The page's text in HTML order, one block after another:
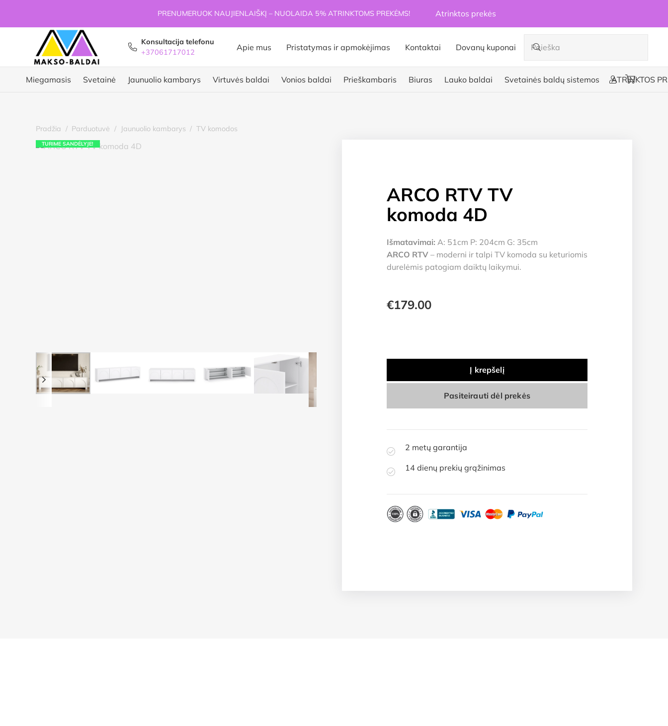
PRENUMERUOK NAUJIENLAIŠKĮ – NUOLAIDA 5% ATRINKTOMS PREKĖMS! Atrinktos prekės
Konsultacija telefonu
+37061717012
Apie mus Pristatymas ir apmokėjimas Kontaktai Dovanų kuponai
Miegamasis Svetainė Jaunuolio kambarys Virtuvės baldai Vonios baldai Prieškambaris Biuras Lauko baldai Svetainės baldų sistemos ATRINKTOS
Pradžia / Parduotuvė / Jaunuolio kambarys / TV komodos
TURIME SANDĖLYJE!
ARCO RTV TV
komoda 4D
Išmatavimai: A: 51cm P: 204cm G: 35cm
ARCO RTV– moderni ir talpi TV komoda su keturiomis
durelėmis patogiam daiktų laikymui.
€179.00
Į krepšelį
Pasiteirauti dėl prekės
2 metų garantija
14 dienų prekių grąžinimas